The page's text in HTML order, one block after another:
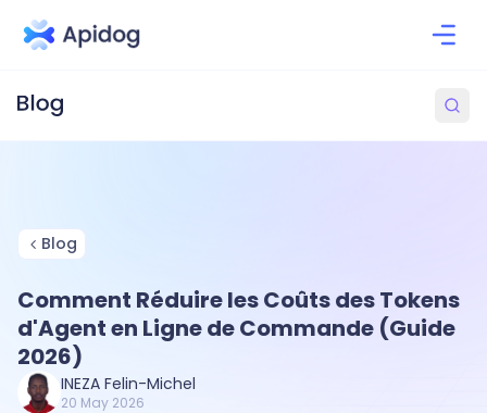
Blog
Comment Réduire les Coûts des Tokens
d'Agent en Ligne de Commande (Guide
2026)
INEZA Felin-Michel
20 May 2026